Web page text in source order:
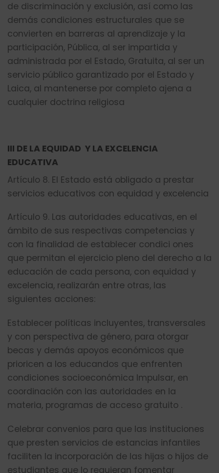
de discriminación y exclusión, así como las
demás condiciones estructurales que se
convierten en barreras al aprendizaje y la
participación, Pública, al ser impartida y
administrada por el Estado, Gratuita, al ser un
servicio público garantizado por el Estado y
Laica, al mantenerse por completo ajena a
cualquier doctrina religiosa
III DE LA EQUIDAD Y LA EXCELENCIA
EDUCATIVA
Artículo 8. El Estado está obligado a prestar
servicios educativos con equidad y excelencia
Artículo 9. Las autoridades educativas, en el
ámbito de sus respectivas competencias y
con la finalidad de establecer condici ones
que permitan el ejercicio pleno del derecho a la
educación de cada persona, con equidad y
excelencia, realizarán entre otras, las
siguientes acciones:
Establecer políticas incluyentes, transversales
y con perspectiva de género, para otorgar
becas y demás apoyos económicos que
prioricen a los educandos que enfrenten
condiciones socioeconómica Impulsar, en
coordinación con las autoridades en la
materia, programas de acceso gratuito .
Celebrar convenios para que las instituciones
que presten servicios de estancias infantiles
faciliten la incorporación de las hijas o hijos de
estudiantes que lo requieran fomentar